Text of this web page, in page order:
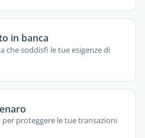
in banca
che soddisfi le tue esigenze di
proteggere le tue transazioni